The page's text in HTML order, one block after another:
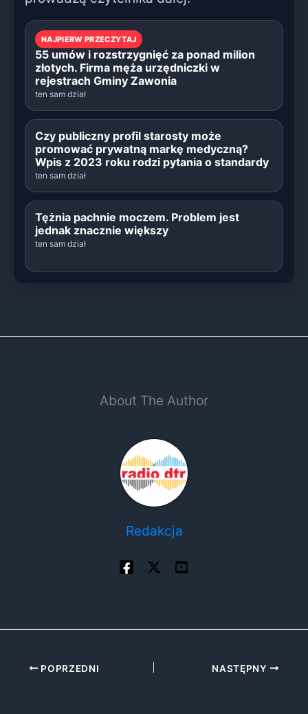
NAJPIERW PRZECZYTAJ
55 umów i rozstrzygnięć za ponad milion
złotych. Firma męża urzędniczki w
rejestrach Gminy Zawonia
ten sam dział
Czy publiczny profil starosty może
promować prywatną markę medyczną?
Wpis z 2023 roku rodzi pytania o standardy
ten sam dział
Tężnia pachnie moczem. Problem jest
jednak znacznie większy
ten sam dział
About The Author
Redakcja
POPRZEDNI NASTĘPNY